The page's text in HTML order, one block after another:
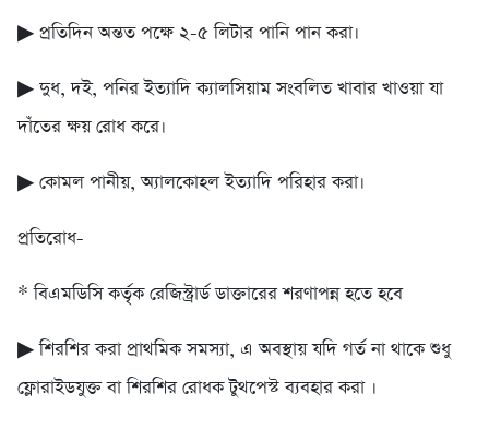
▶ প্রতিদিন অন্তত পক্ষে ২-৫ লিটার পানি পান করা।
▶ দুধ, দই, পনির ইত্যাদি ক্যালসিয়াম সংবলিত খাবার খাওয়া যা
দাঁতের ক্ষয় রোধ করে।
▶ কোমল পানীয়, অ্যালকোহল ইত্যাদি পরিহার করা।
প্রতিরোধ-
* বিএমডিসি কর্তৃক রেজিস্ট্রার্ড ডাক্তারের শরণাপন্ন হতে হবে
▶ শিরশির করা প্রাথমিক সমস্যা, এ অবস্থায় যদি গর্ত না থাকে শুধু
ফ্লোরাইডযুক্ত বা শিরশির রোধক টুথপেস্ট ব্যবহার করা ।